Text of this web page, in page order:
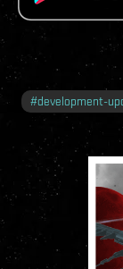
#development-